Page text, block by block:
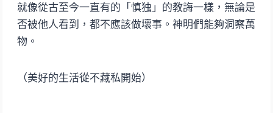
就像從古至今一直有的「慎独」的教誨一樣，無論是
否被他人看到，都不應該做壞事。神明們能夠洞察萬
物。
（美好的生活從不藏私開始）